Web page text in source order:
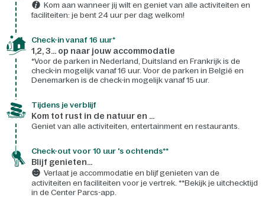
Kom aan wanneer jij wilt en geniet van alle activiteiten en
faciliteiten: je bent 24 uur per dag welkom!
Check-in vanaf 16 uur*
1,2, 3... op naar jouw accommodatie
*Voor de parken in Nederland, Duitsland en Frankrijk is de
check-in mogelijk vanaf 16 uur. Voor de parken in België en
Denemarken is de check-in mogelijk vanaf 15 uur.
Tijdens je verblijf
Kom tot rust in de natuur en ...
Geniet van alle activiteiten, entertainment en restaurants.
Check-out voor 10 uur 's ochtends**
Blijf genieten...
Verlaat je accommodatie en blijf genieten van de
activiteiten en faciliteiten voor je vertrek. **Bekijk je uitchecktijd
in de Center Parcs-app.